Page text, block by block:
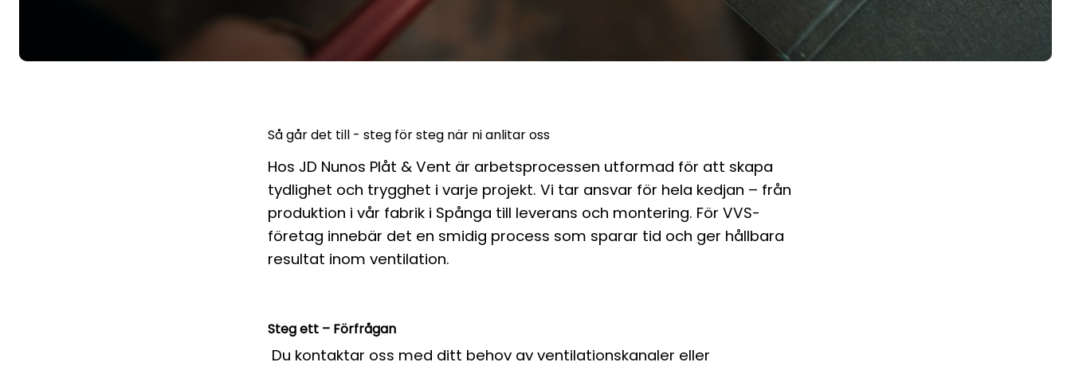
Så går det till - steg för steg när ni anlitar oss
Hos JD Nunos Plåt & Vent är arbetsprocessen utformad för att skapa
tydlighet och trygghet i varje projekt. Vi tar ansvar för hela kedjan – från
produktion i vår fabrik i Spånga till leverans och montering. För VVS-
företag innebär det en smidig process som sparar tid och ger hållbara
resultat inom ventilation.
Steg ett – Förfrågan
Du kontaktar oss med ditt behov av ventilationskanaler eller